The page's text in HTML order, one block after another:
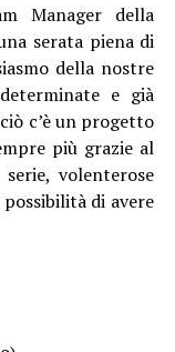
Manager della
serata piena di
della nostre
e già
c’è un progetto
più grazie al
volenterose
di avere